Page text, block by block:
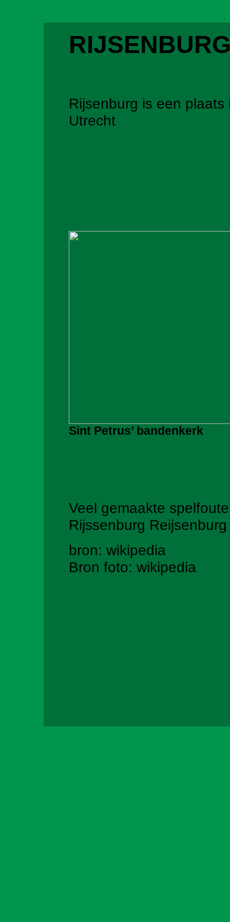
Rijsenburg is een plaats
Utrecht
Sint Petrus’ bandenkerk
Veel gemaakte
Rijssenburg Reijsenburg
bron: wikipedia
Bron foto: wikipedia